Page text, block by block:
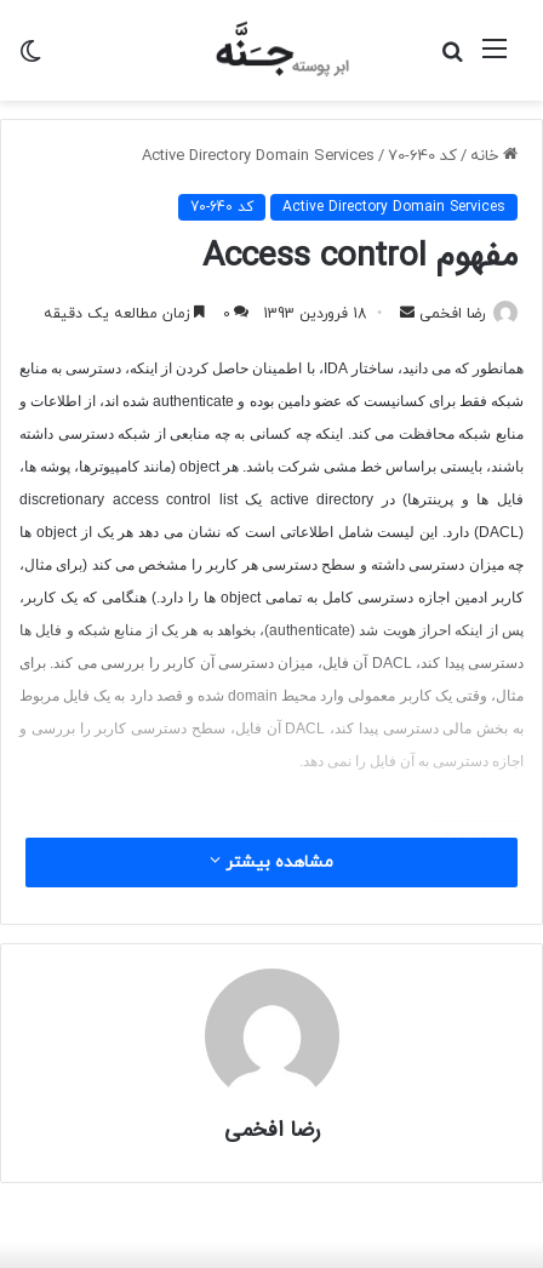
منو
خانه /کد 640-70 /
Active Directory Domain Services
Active Directory Domain Services کد 640-70
مفهوم Access control
رضا افخمی
ارسال
ایمیل
18 فروردین 1393 0 زمان مطالعه یک دقیقه
همانطور که می دانید، ساختارIDA ، با اطمینان حاصل کردن از اینکه، دسترسی به منابع
شبکه فقط برای کسانیست که عضو دامین بوده و authenticateشده اند، از اطلاعات و
منابع شبکه محافظت می کند. اینکه چه کسانی به چه منابعی از شبکه دسترسی داشته
باشند، بایستی براساس خط مشی شرکت باشد. هرobject (مانند کامپیوترها، پوشه ها،
فایل ها و پرینترها) در active directory یکdiscretionary access control list
(DACL)دارد. این لیست شامل اطلاعاتی است که نشان می دهد هر یک ازobject ها
چه میزان دسترسی داشته و سطح دسترسی هر کاربر را مشخص می کند (برای مثال،
کاربر ادمین اجازه دسترسی کامل به تمامیobject ها را دارد.) هنگامی که یک کاربر،
پس از اینکه احراز هویت شد (authenticate)، بخواهد به هر یک از منابع شبکه و فایل ها
دسترسی پیدا کند،DACL
آن فایل، میزان دسترسی آن کاربر را بررسی می کند. برای
مثال، وقتی یک کاربر معمولی وارد محیط domainشده و قصد دارد به یک فایل مربوط
به بخش مالی دسترسی پیدا کند، DACL
آن فایل، سطح دسترسی کاربر را بررسی و
اجازه دسترسی به آن فایل را نمی دهد.
DACL
discretionary access control list (DACL)
آموزش mcitp
آموزش mcitp فارسی
آموزش تصویری شبکه
آموزش راه اندازی شبکه
آموزش شبکه
مشاهده بیشتر
رضا افخمی